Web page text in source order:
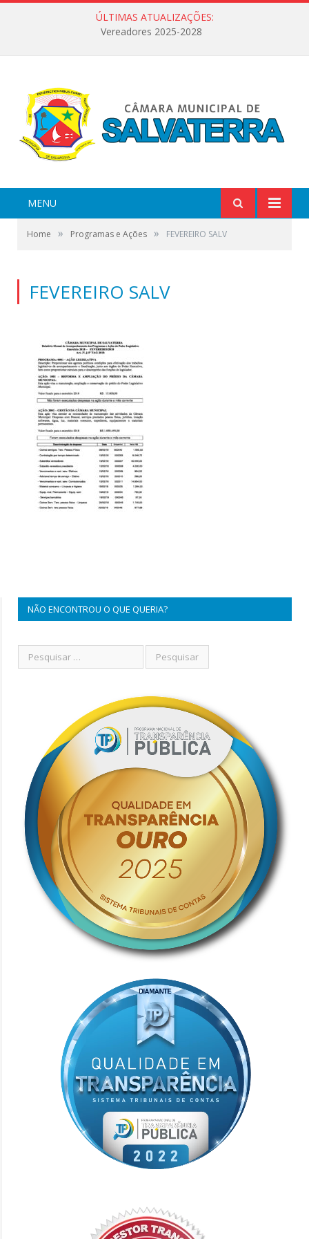
ÚLTIMAS ATUALIZAÇÕES:
Vereadores 2025-2028
MENU
Home » Programas e Ações » FEVEREIRO SALV
FEVEREIRO SALV
NÃO ENCONTROU O QUE QUERIA?